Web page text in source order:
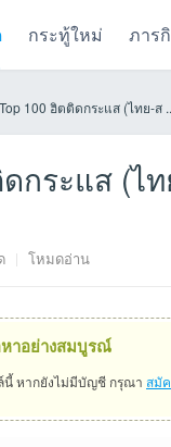
กระทู้ใหม่ ภาร
100 ฮิตติดกระแส (ไทย-ส
กระแส (ไ
| โหมดอ่าน
หาอย่างสมบูรณ์
นี้ หากยังไม่มีบัญชี กรุณา สมั